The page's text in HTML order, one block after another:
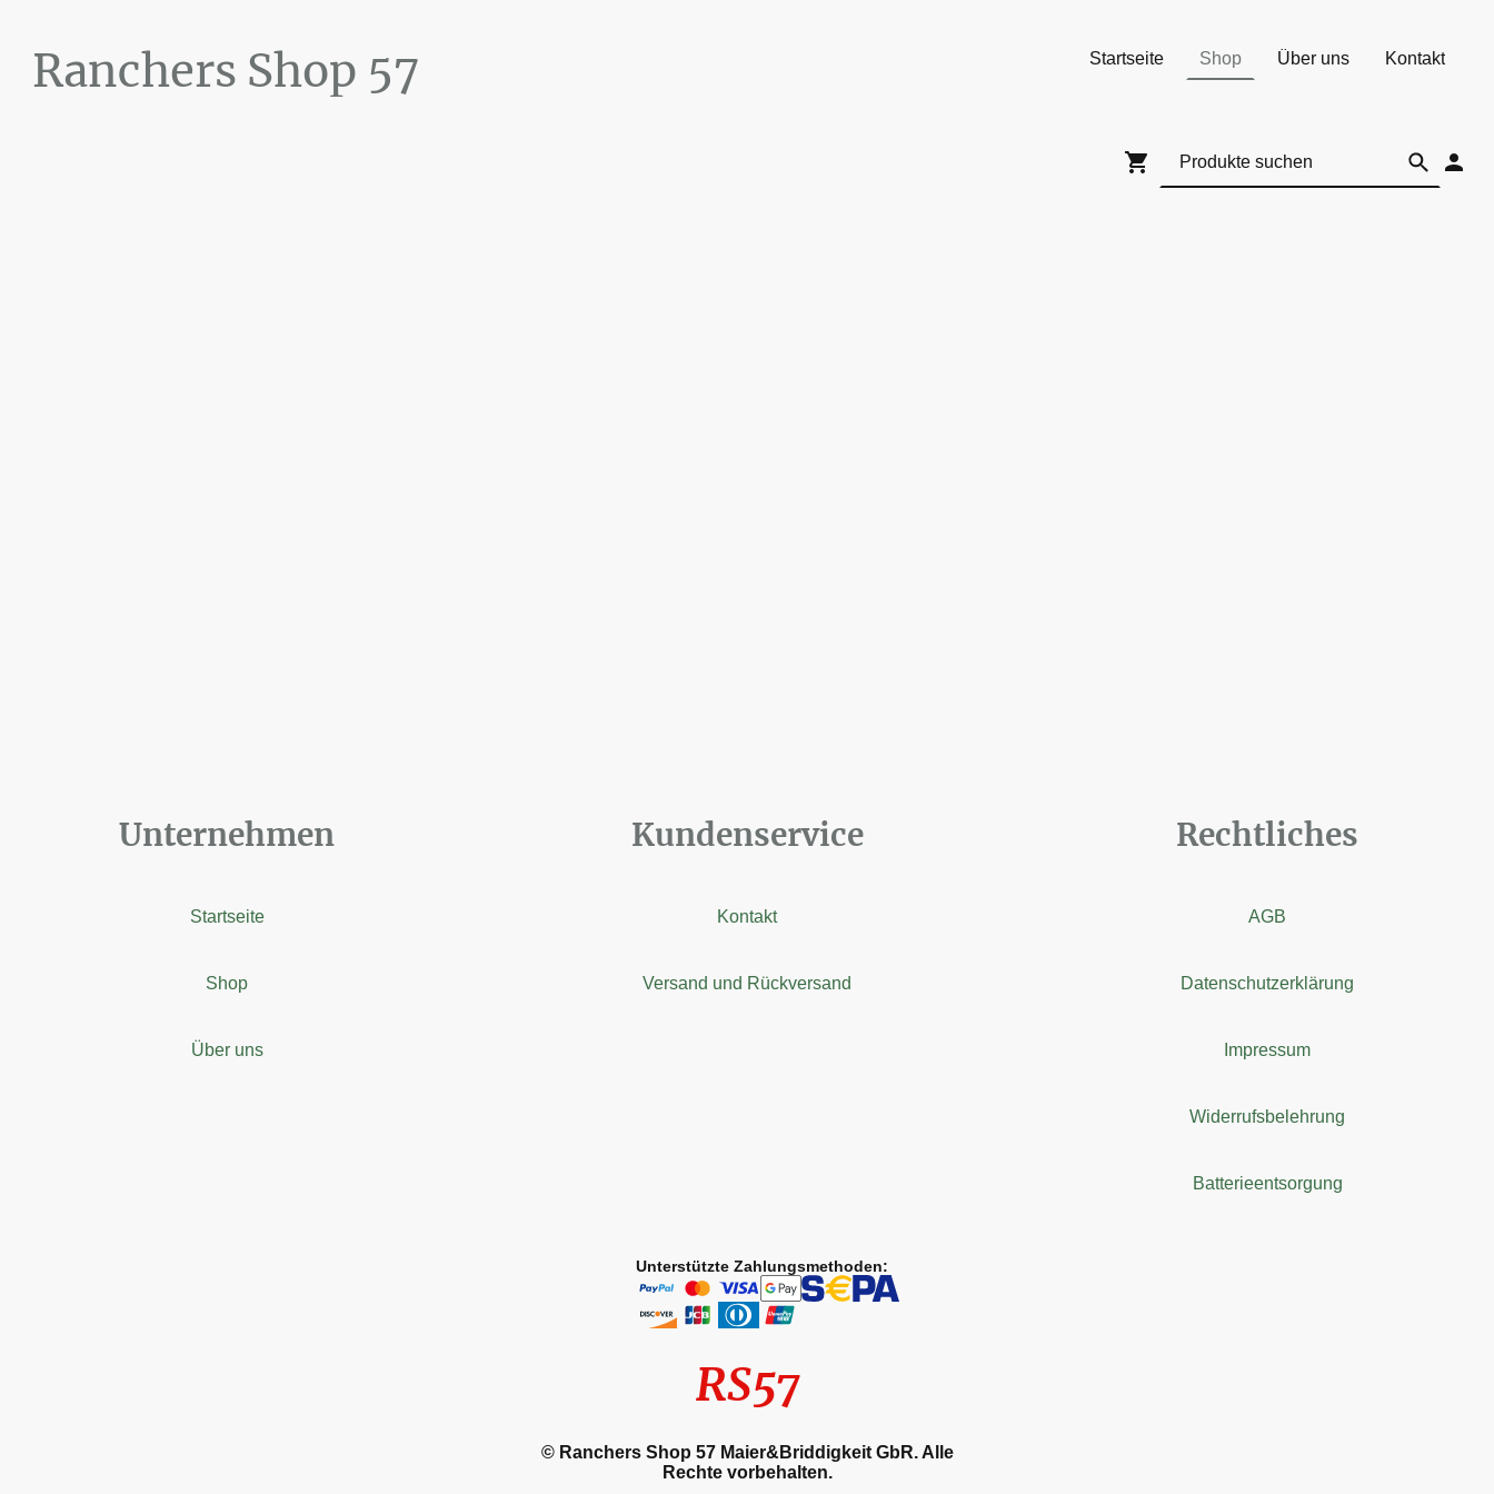
Ranchers Shop 57
Startseite Shop Über uns Kontakt
Unternehmen
Startseite
Shop
Über uns
Kundenservice
Kontakt
Versand und Rückversand
Rechtliches
AGB
Datenschutzerklärung
Impressum
Widerrufsbelehrung
Batterieentsorgung
Unterstützte Zahlungsmethoden:
RS57
© Ranchers Shop 57 Maier&Briddigkeit GbR. Alle
Rechte vorbehalten.